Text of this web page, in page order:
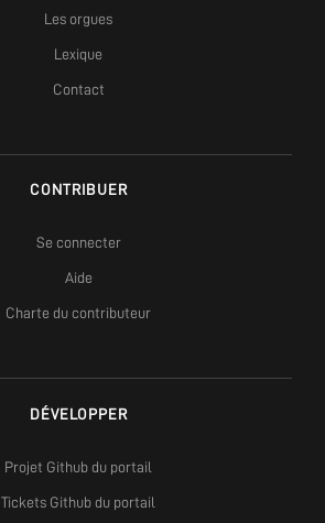
Les orgues
Lexique
Contact
CONTRIBUER
Se connecter
Aide
Charte du contributeur
DÉVELOPPER
Projet Github du portail
Tickets Github du portail